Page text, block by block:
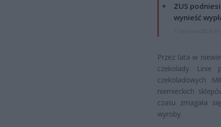
ZUS
wynieść
Przez lata w
czekolady. Linie
czekoladowych
niemieckich
czasu zmagała
wyroby.